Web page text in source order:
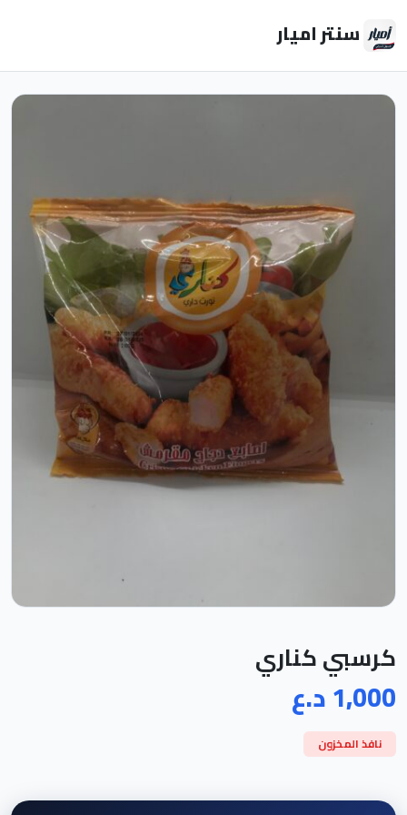
سنتر اميار
كرسبي كناري
1,000 د.ع
نافذ المخزون